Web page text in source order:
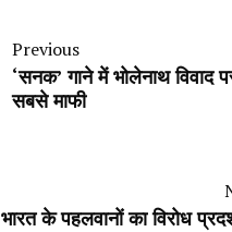
Previous
‘सनक’ गाने में भोलेनाथ विवाद
सबसे माफी
भारत के पहलवानों का विरोध